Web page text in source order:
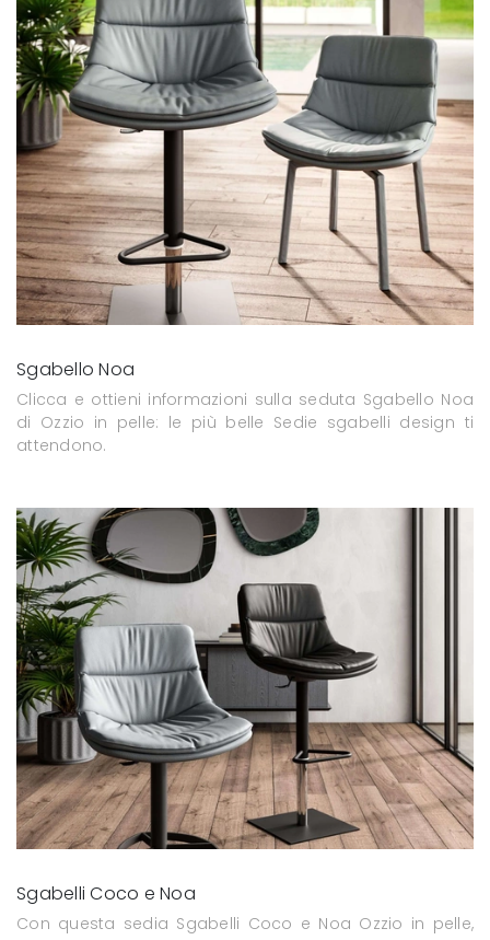
Sgabello Noa
Clicca e ottieni informazioni sulla seduta Sgabello Noa
di Ozzio in pelle: le più belle Sedie sgabelli design ti
attendono.
Sgabelli Coco e Noa
Con questa sedia Sgabelli Coco e Noa Ozzio in pelle,